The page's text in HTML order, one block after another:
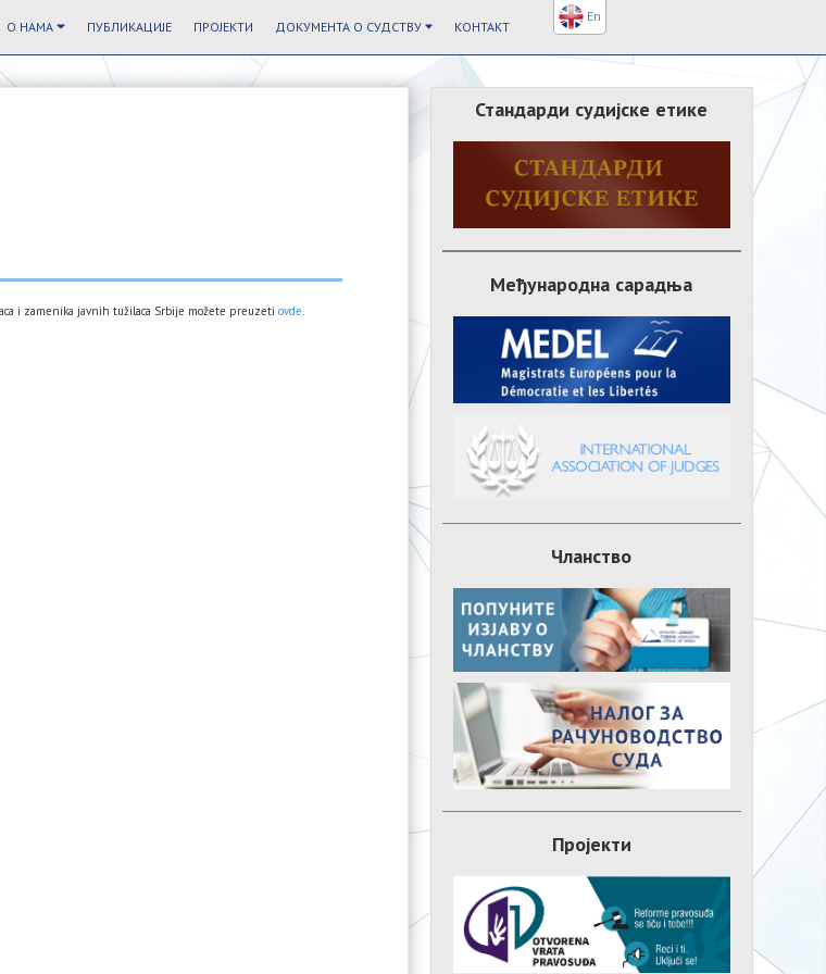
О НАМА ПУБЛИКАЦИЈЕ ПРОЈЕКТИ ДОКУМЕНТА О СУДСТВУ КОНТАКТ
i zamenika javnih tužilaca Srbije možete preuzetiovde.
Стандарди судијске етике
Међународна сарадња
Чланство
Пројекти
En